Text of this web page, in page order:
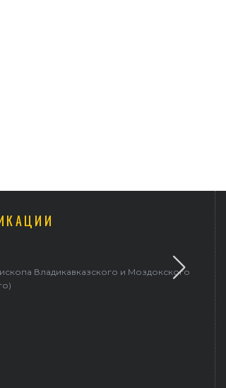
Владикавказского и Моздокского